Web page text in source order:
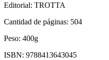
Editorial: TROTTA
Cantidad de páginas: 504
Peso: 400g
ISBN: 9788413643045